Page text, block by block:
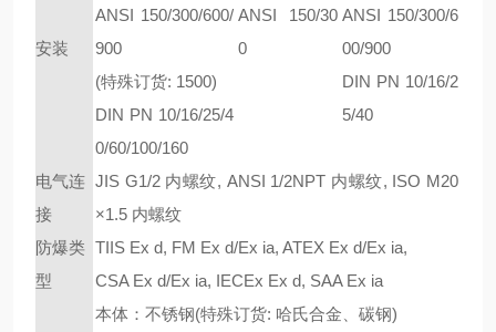
安装
ANSI 150/300/600/
900
(特殊订货: 1500)
DIN PN 10/16/25/4
0/60/100/160
ANSI 150/30
0
ANSI 150/300/6
00/900
DIN PN 10/16/2
5/40
电气连
接
JIS G1/2 内螺纹, ANSI 1/2NPT 内螺纹, ISO M20
×1.5 内螺纹
防爆类
型
TIIS Ex d, FM Ex d/Ex ia, ATEX Ex d/Ex ia,
CSA Ex d/Ex ia, IECEx Ex d, SAA Ex ia
本体：不锈钢(特殊订货: 哈氏合金、碳钢)